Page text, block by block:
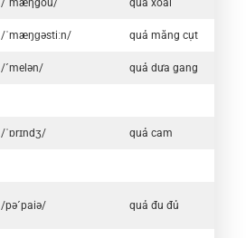
/´mæηgou/ quả xoài
/ˈmæŋɡəstiːn/ quả măng cụt
/´melən/ quả dưa gang
/ˈɒrɪndʒ/ quả cam
/pə´paiə/ quả đu đủ